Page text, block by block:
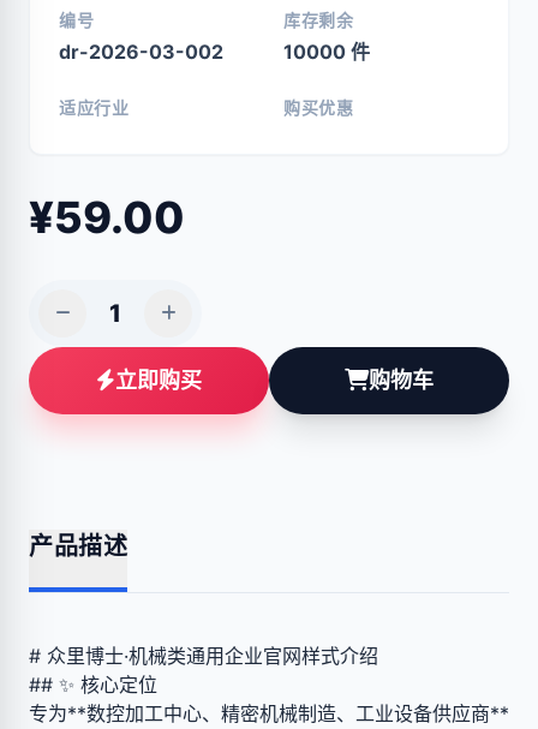
编号
dr-2026-03-002
库存剩余
10000 件
适应行业 购买优惠
¥59.00
立即购买 购物车
产品描述
# 众里博士·机械类通用企业官网样式介绍
## ✨ 核心定位
专为**数控加工中心、精密机械制造、工业设备供应商**